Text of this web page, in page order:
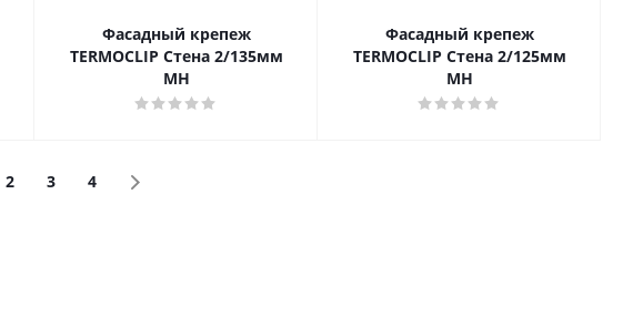
Фасадный крепеж
TERMOCLIP Стена 2/135мм
MH
Фасадный крепеж
TERMOCLIP Стена 2/125мм
MH
2 3 4